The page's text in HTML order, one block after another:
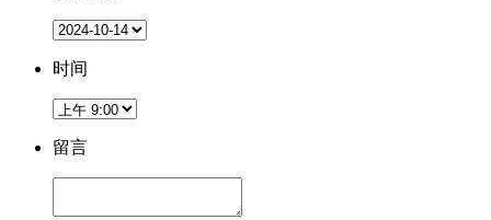
时间
留言